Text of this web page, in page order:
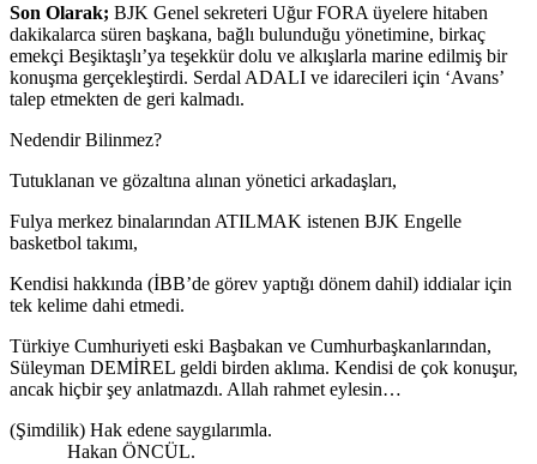
Son Olarak; BJK Genel sekreteri Uğur FORA üyelere hitaben
dakikalarca süren başkana, bağlı bulunduğu yönetimine, birkaç
emekçi Beşiktaşlı’ya teşekkür dolu ve alkışlarla marine edilmiş bir
konuşma gerçekleştirdi. Serdal ADALI ve idarecileri için ‘Avans’
talep etmekten de geri kalmadı.
Nedendir Bilinmez?
Tutuklanan ve gözaltına alınan yönetici arkadaşları,
Fulya merkez binalarından ATILMAK istenen BJK Engelle
basketbol takımı,
Kendisi hakkında (İBB’de görev yaptığı dönem dahil) iddialar için
tek kelime dahi etmedi.
Türkiye Cumhuriyeti eski Başbakan ve Cumhurbaşkanlarından,
Süleyman DEMİREL geldi birden aklıma. Kendisi de çok konuşur,
ancak hiçbir şey anlatmazdı. Allah rahmet eylesin…
(Şimdilik) Hak edene saygılarımla.
Hakan ÖNCÜL.